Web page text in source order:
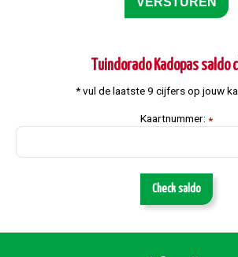
Tuindorado Kadopas saldo
* vul de laatste 9 cijfers op jouw
Kaartnummer: *
Check saldo